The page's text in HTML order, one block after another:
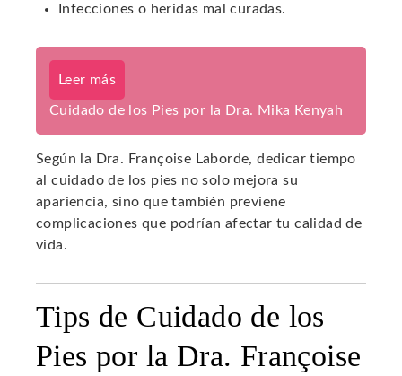
Infecciones o heridas mal curadas.
Leer más
Cuidado de los Pies por la Dra. Mika Kenyah
Según la Dra. Françoise Laborde, dedicar tiempo
al cuidado de los pies no solo mejora su
apariencia, sino que también previene
complicaciones que podrían afectar tu calidad de
vida.
Tips de Cuidado de los
Pies por la Dra. Françoise